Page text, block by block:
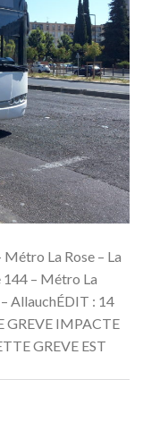
La Rose – La
144 – Métro La
AllauchÉDIT : 14
IMPACTE
GREVE EST